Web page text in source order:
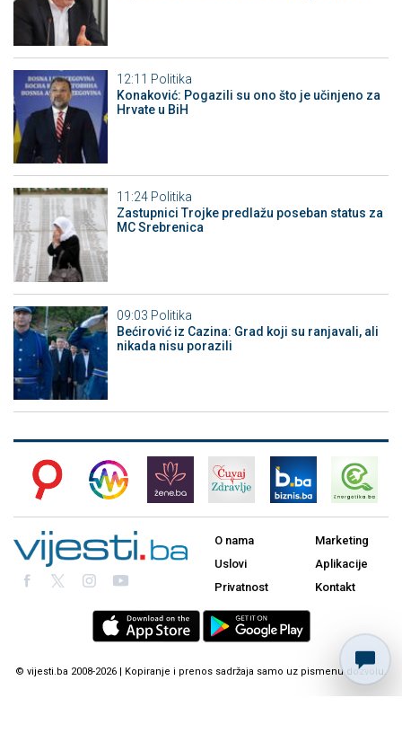
12:11 Politika
Konaković: Pogazili su ono što je učinjeno za
Hrvate u BiH
11:24 Politika
Zastupnici Trojke predlažu poseban status za
MC Srebrenica
09:03 Politika
Bećirović iz Cazina: Grad koji su ranjavali, ali
nikada nisu porazili
O nama
Uslovi
Privatnost
Marketing
Aplikacije
Kontakt
© vijesti.ba 2008-2026 | Kopiranje i prenos sadržaja samo uz pismenu dozvolu.